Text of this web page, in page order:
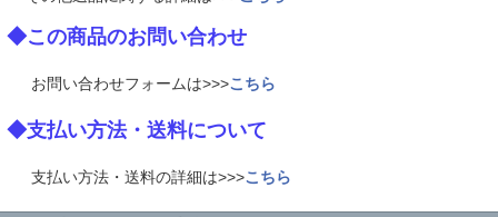
◆この商品のお問い合わせ
お問い合わせフォームは>>>こちら
◆支払い方法・送料について
支払い方法・送料の詳細は>>>こちら